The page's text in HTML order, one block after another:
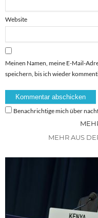
Website
Meinen Namen, meine E-Mail-
speichern, bis ich wieder
Benachrichtige mich über
MEHR AUS